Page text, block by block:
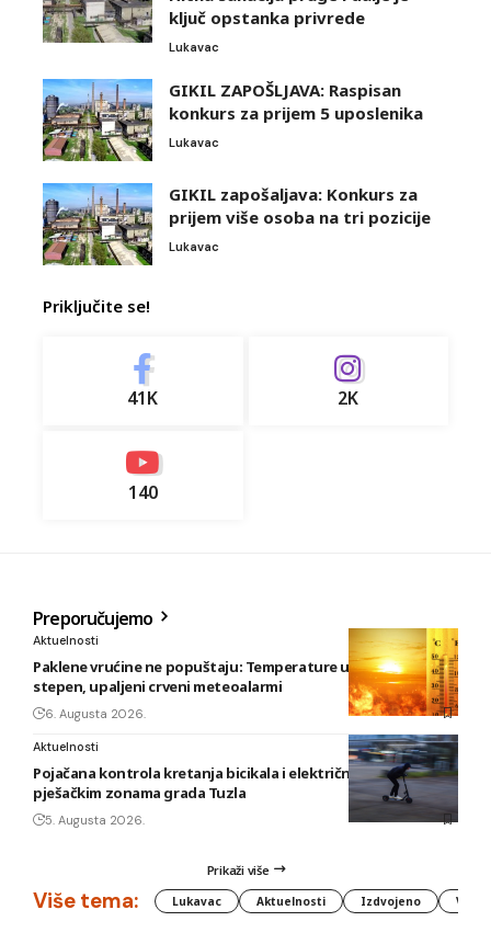
ključ opstanka privrede
Lukavac
GIKIL ZAPOŠLJAVA: Raspisan
konkurs za prijem 5 uposlenika
Lukavac
GIKIL zapošaljava: Konkurs za
prijem više osoba na tri pozicije
Lukavac
Priključite se!
41K 2K
140
Preporučujemo
Aktuelnosti
Paklene vrućine ne popuštaju: Temperature u BiH i do 41
stepen, upaljeni crveni meteoalarmi
6. Augusta 2026.
Aktuelnosti
Pojačana kontrola kretanja bicikala i električnih romobila u
pješačkim zonama grada Tuzla
5. Augusta 2026.
Prikaži više
Više tema: Lukavac Aktuelnosti Izdvojeno